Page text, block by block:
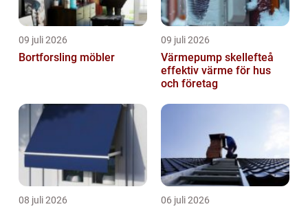
09 juli 2026
Bortforsling möbler
09 juli 2026
Värmepump skellefteå
effektiv värme för hus
och företag
08 juli 2026 06 juli 2026